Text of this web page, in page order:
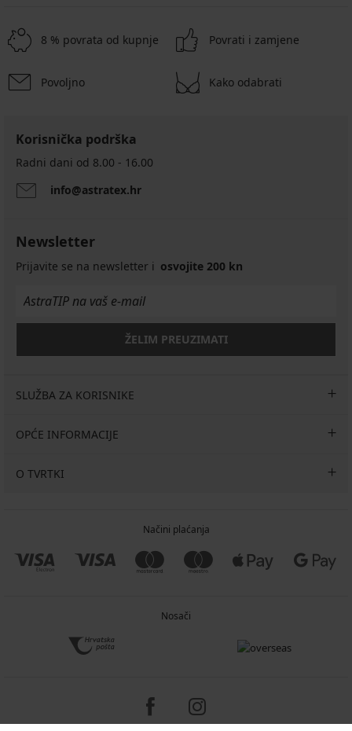
8 % povrata od kupnje Povrati i zamjene
Povoljno Kako odabrati
Korisnička podrška
Radni dani od 8.00 - 16.00
info@astratex.hr
Newsletter
Prijavite se na newsletter i osvojite 200 kn
ŽELIM PREUZIMATI
SLUŽBA ZA KORISNIKE
OPĆE INFORMACIJE
O TVRTKI
Načini plaćanja
Nosači